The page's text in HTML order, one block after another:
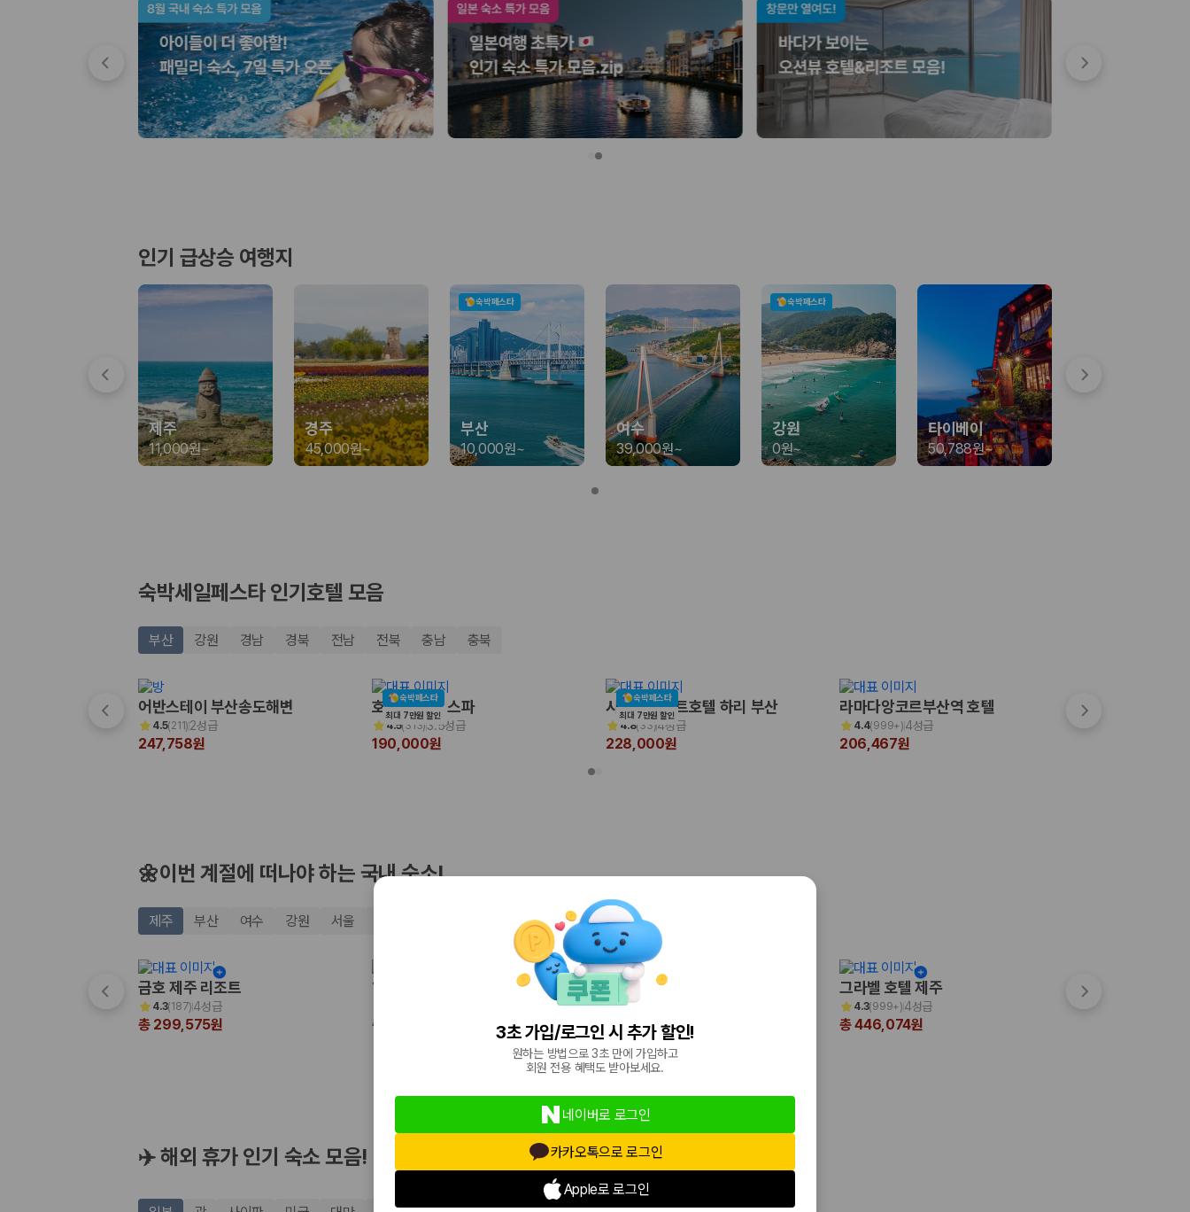
2. 보험 조건은 가격만큼 중요합니다
완전자차와 슈퍼자차는 업체별 보장 범위가 다를 수 있습니다. 카모아에서는 제주 렌트카 가격과 함께 보험 조건을 비교해 여행 스타일에 맞는 보장 수준을 선택할 수 있습니다.
3. 제주공항 접근성과 셔틀 조건을 함께 확인하세요
제주 렌트카는 차량 인수 위치와 셔틀 편의성에 따라 실제 이용 만족도가 달라집니다. 공항에서 렌트카 사무실까지의 이동 조건을 가격과 함께 비교하는 것이 좋습니다.
커플·친구 여행에서 많이 선택되며 가격과 승차감의 균형이 좋은 차종입니다.
가족 여행, 짐이 많은 여행, 장거리 이동에 적합하며 보험 조건과 차량 연식을 함께 비교하는 것이 좋습니다.
단체 여행이나 4인 이상 가족 여행에 적합하며 인원수, 짐 공간, 보험 조건을 함께 확인해야 합니다.
제주렌트카 보험까지 비교해야 진짜 가격비교입니다
동일한 차량이라도 보험 조건에 따라 실제 부담 금액이 달라질 수 있습니다. 카모아는 제주 렌트카 가격뿐 아니라 일반자차, 완전자차, 슈퍼자차 조건을 함께 확인할 수 있도록 돕습니다.
사고 발생 시 일정 금액의 면책금이 발생할 수 있습니다.
보상 한도 내에서 면책금 부담이 줄어드는 보험 조건입니다.
제주렌트카 가격비교 자주 묻는 질문
Q. 가족 여행에는 어떤 제주 렌트카를 비교해야 하나요?
제주렌트카 가격비교 주요 링크
국내 렌트카 가격비교
해외 렌트카 가격비교
인기 급상승 여행지
제주
11,000원~
경주
45,000원~
숙박페스타
부산
10,000원~
여수
39,000원~
숙박페스타
강원
0원~
타이베이
50,788원~
숙박세일페스타 인기호텔 모음
부산 강원 경남 경북 전남 전북 충남 충북
어반스테이 부산송도해변
4.5(211) 2성급
247,758원
숙박페스타
최대 7만원 할인
호텔포레 더 스파
4.5( 313)3.5성급
190,000원
숙박페스타
최대 7만원 할인
시타딘커넥트호텔 하리 부산
4.8( 33)4성급
228,000원
라마다앙코르부산역 호텔
4.4(999+)4성급
206,467원
최대 7만원 할인
그랩디 오션 송도
🌼이번 계절에 떠나야 하는 국내 숙소!
제주 부산 여수 강원 서울
금호 제주 리조트
4.3(187) 4성급
총 299,575원
히든 클리프 호텔&네이쳐
총 367,475원
호텔브릿지 서귀포
4.3
총 127,641원
그라벨 호텔 제주
4.3(999+)4성급
총 446,074원
메종 글래드 제주
✈️ 해외 휴가 인기 숙소 모음!
3초 가입/로그인 시 추가 할인!
원하는 방법으로 3초 만에 가입하고
회원 전용 혜택도 받아보세요.
네이버로 로그인
카카오톡으로 로그인
Apple로 로그인